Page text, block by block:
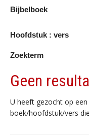
Bijbel bestellen
Bijbelboek
Hoofdstuk : vers
Zoekterm
Geen
U heeft gezocht op
boek/hoofdstuk/vers